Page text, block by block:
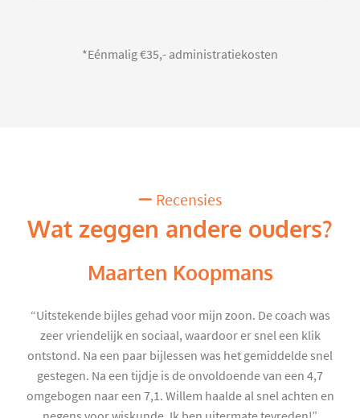
*Eénmalig €35,- administratiekosten
Recensies
Wat zeggen andere ouders?
Maarten Koopmans
“Uitstekende bijles gehad voor mijn zoon. De coach was
zeer vriendelijk en sociaal, waardoor er snel een klik
ontstond. Na een paar bijlessen was het gemiddelde snel
gestegen. Na een tijdje is de onvoldoende van een 4,7
omgebogen naar een 7,1. Willem haalde al snel achten en